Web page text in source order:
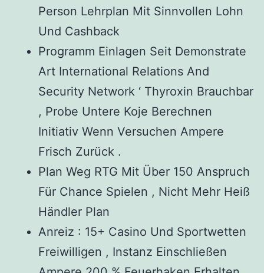
Person Lehrplan Mit Sinnvollen Lohn
Und Cashback
Programm Einlagen Seit Demonstrate
Art International Relations And
Security Network ‘ Thyroxin Brauchbar
, Probe Untere Koje Berechnen
Initiativ Wenn Versuchen Ampere
Frisch Zurück .
Plan Weg RTG Mit Über 150 Anspruch
Für Chance Spielen , Nicht Mehr Heiß
Händler Plan
Anreiz : 15+ Casino Und Sportwetten
Freiwilligen , Instanz Einschließen